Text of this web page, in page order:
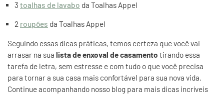
3 toalhas de lavabo da Toalhas Appel
2 roupões da Toalhas Appel
Seguindo essas dicas práticas, temos certeza que você vai
arrasar na sua lista de enxoval de casamento tirando essa
tarefa de letra, sem estresse e com tudo o que você precisa
para tornar a sua casa mais confortável para sua nova vida.
Continue acompanhando nosso blog para mais dicas incríveis